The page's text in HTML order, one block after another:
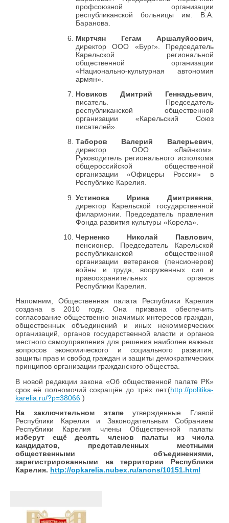
профсоюзной организации
республиканской больницы им. В.А.
Баранова.
Мкртчян Гегам Аршалуйсович
директор ООО «Бург». Председатель
Карельской региональной
общественной организации
«Национально-культурная автономия
армян».
Новиков Дмитрий Геннадьевич
писатель. Председатель
республиканской общественной
организации «Карельский Союз
писателей».
Таборов Валерий Валерьевич,
директор ООО «Лайнком».
Руководитель регионального исполкома
общероссийской общественной
организации «Офицеры России» в
Республике Карелия.
Устинова Ирина Дмитриевна
директор Карельской государственной
филармонии. Председатель правления
Фонда развития культуры «Корела».
Черненко Николай Павлович
пенсионер. Председатель Карельской
республиканской общественной
организации ветеранов (пенсионеров)
войны и труда, вооруженных сил и
правоохранительных органов
Республики Карелия.
Напомним, Общественная палата Республики Карелия
создана в 2010 году. Она призвана обеспечить
согласование общественно значимых интересов граждан,
общественных объединений и иных некоммерческих
организаций, органов государственной власти и органов
местного самоуправления для решения наиболее важных
вопросов экономического и социального развития,
защиты прав и свобод граждан и защиты демократических
принципов организации гражданского общества.
В новой редакции закона «Об общественной палате РК»
срок её полномочий сокращён до трёх лет.(http://politika-
karelia.ru/?p=38066 )
На заключительном этапеутвержденные Главой
Республики Карелия и Законодательным Собранием
Республики Карелия члены Общественной палаты
изберут ещё десять членов палаты из числа
кандидатов, представленных местными
общественными объединениями,
зарегистрированными на территории Республики
Карелия. http://opkarelia.nubex.ru/anons/10151.html